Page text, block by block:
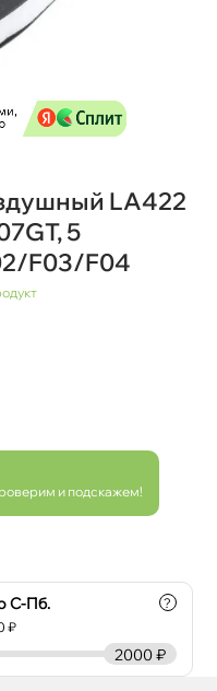
LA422
5
F03/F04
и подскажем!
С-Пб.
₽
?
2000 ₽